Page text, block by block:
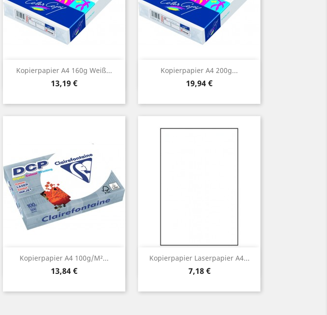
Kopierpapier A4 160g Weiß...
Preis
13,19 €
Vorschau Kopierpapier A4 200g...
Preis
19,94 €
Vorschau
Kopierpapier A4 100g/m²...
Preis
13,84 €
Vorschau Kopierpapier Laserpapier A4...
Preis
7,18 €
Vorschau